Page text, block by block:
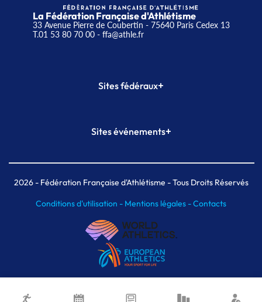
La Fédération Française d'Athlétisme
33 Avenue Pierre de Coubertin - 75640 Paris Cedex 13
T.01 53 80 70 00- ffa@athle.fr
Sites fédéraux+
Plateforme Formation
Sites événements+
Meeting de Paris indoor
MAIF Ekiden de Paris
2026- Fédération Française d'Athlétisme - Tous Droits Réservés
Conditions d'utilisation - Mentions légales -Contacts